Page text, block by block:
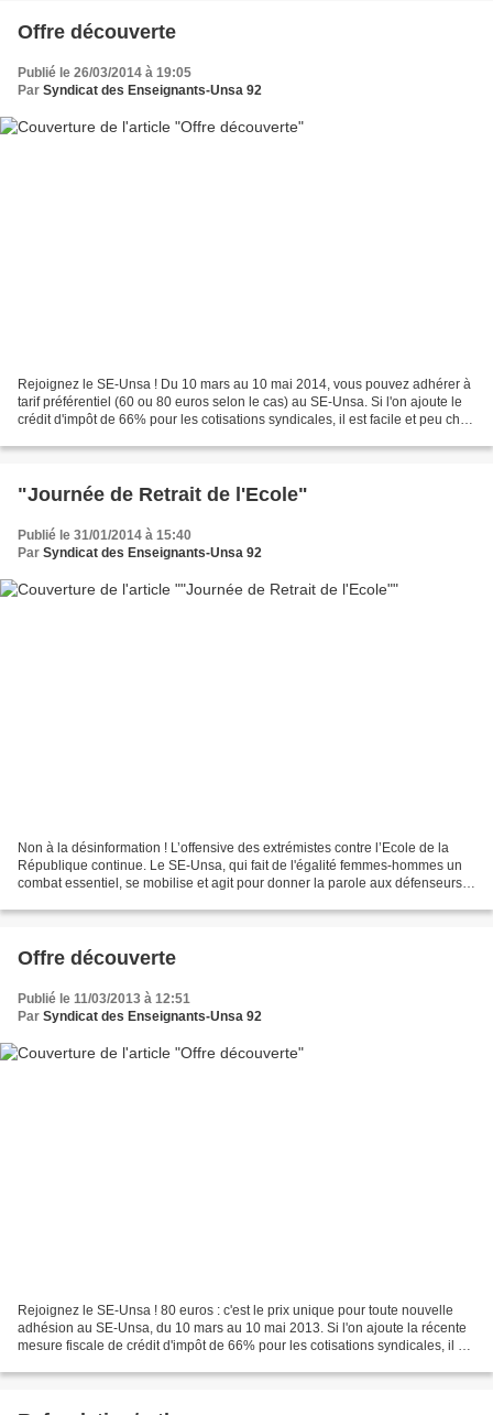
Offre découverte
Publié le 26/03/2014 à 19:05
Par Syndicat des Enseignants-Unsa 92
Rejoignez le SE-Unsa ! Du 10 mars au 10 mai 2014, vous pouvez adhérer à
tarif préférentiel (60 ou 80 euros selon le cas) au SE-Unsa. Si l'on ajoute le
crédit d'impôt de 66% pour les cotisations syndicales, il est facile et peu cher
"Journée de Retrait de l'Ecole"
Publié le 31/01/2014 à 15:40
Par Syndicat des Enseignants-Unsa 92
Non à la désinformation ! L’offensive des extrémistes contre l’Ecole de la
République continue. Le SE-Unsa, qui fait de l'égalité femmes-hommes un
combat essentiel, se mobilise et agit pour donner la parole aux défenseurs
Offre découverte
Publié le 11/03/2013 à 12:51
Par Syndicat des Enseignants-Unsa 92
Rejoignez le SE-Unsa ! 80 euros : c'est le prix unique pour toute nouvelle
adhésion au SE-Unsa, du 10 mars au 10 mai 2013. Si l'on ajoute la récente
mesure fiscale de crédit d'impôt de 66% pour les cotisations syndicales, il est